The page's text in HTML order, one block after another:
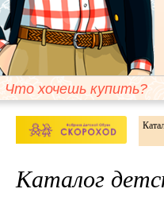
Что хочешь купить?
Каталог